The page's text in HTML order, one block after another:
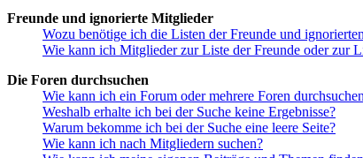
Freunde und ignorierte Mitglieder
Wozu benötige ich die Listen der Freunde und
Wie kann ich Mitglieder zur Liste der Freunde oder zur
Die Foren durchsuchen
Wie kann ich ein Forum oder mehrere Foren
Weshalb erhalte ich bei der Suche keine Ergebnisse?
Warum bekomme ich bei der Suche eine leere Seite?
Wie kann ich nach Mitgliedern suchen?